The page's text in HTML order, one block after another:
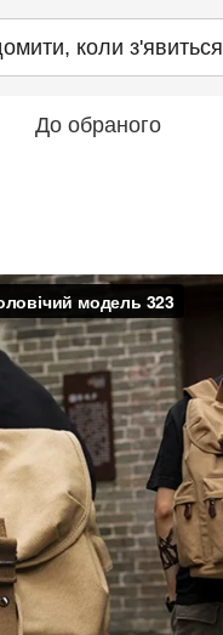
коли з'явиться
До обраного